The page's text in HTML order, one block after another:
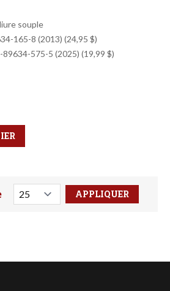
souple
165-8 (2013) (24,95 $)
575-5 (2025) (19,99 $)
ici